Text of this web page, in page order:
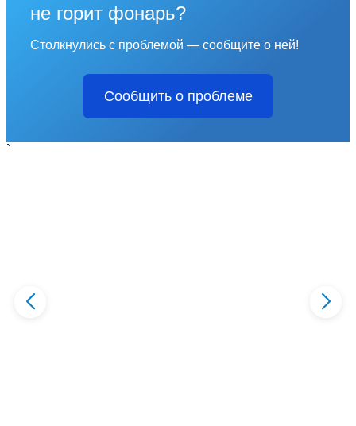
не горит фонарь?
Столкнулись с проблемой — сообщите о ней!
Сообщить о проблеме
`